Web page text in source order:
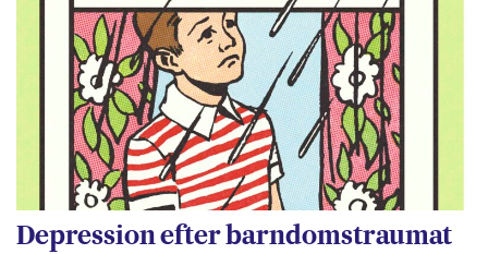
Depression efter barndomstraumat